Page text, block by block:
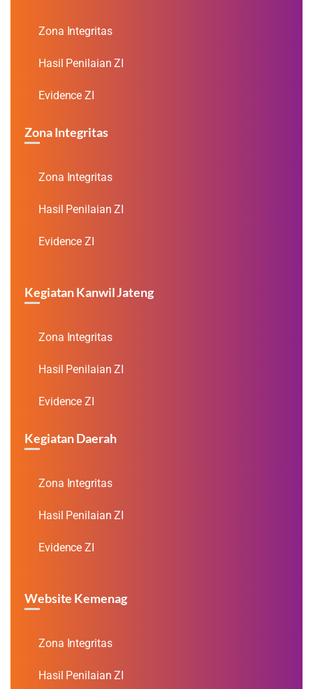
Zona Integritas
Hasil Penilaian ZI
Evidence ZI
Zona Integritas
Zona Integritas
Hasil Penilaian ZI
Evidence ZI
Kegiatan Kanwil Jateng
Zona Integritas
Hasil Penilaian ZI
Evidence ZI
Kegiatan Daerah
Zona Integritas
Hasil Penilaian ZI
Evidence ZI
Website Kemenag
Zona Integritas
Hasil Penilaian ZI